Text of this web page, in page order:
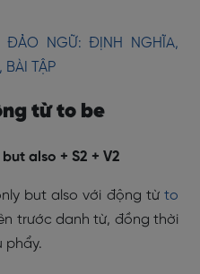
ĐẢO NGỮ: ĐỊNH NGHĨA,
TẬP
từ to be
but also + S2 + V2
but also với động từ to
trước danh từ, đồng thời
phẩy.